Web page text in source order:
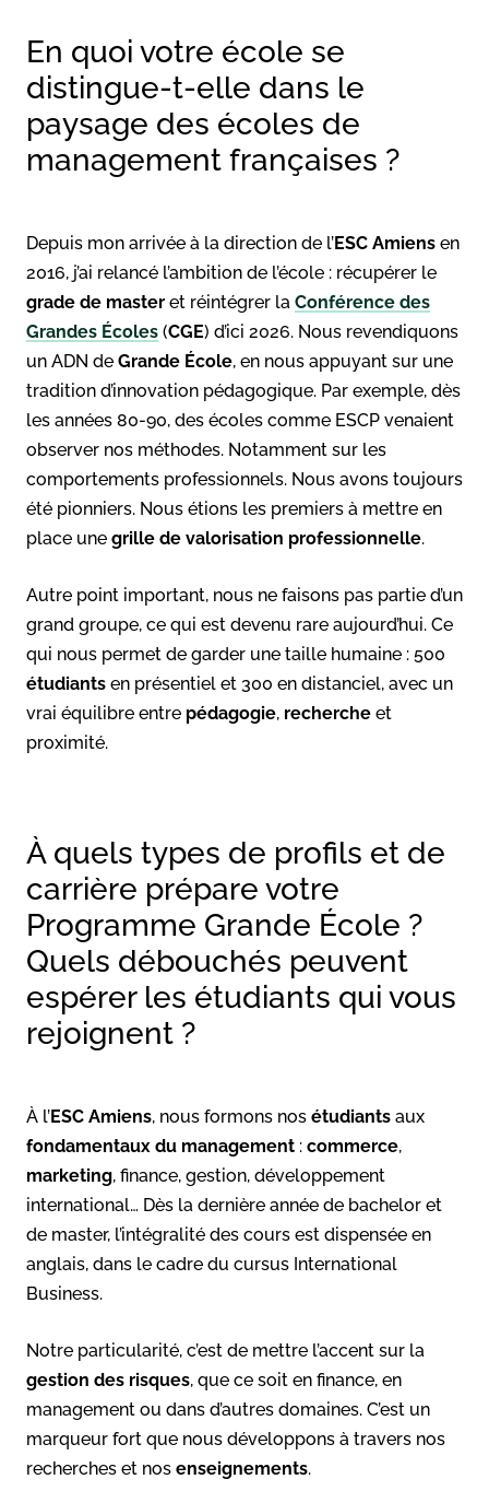
En quoi votre école se
distingue-t-elle dans le
paysage des écoles de
management françaises ?
Depuis mon arrivée à la direction de l’ESC Amiens en
2016, j’ai relancé l’ambition de l’école : récupérer le
grade de master et réintégrer la Conférence des
Grandes Écoles (CGE) d’ici 2026. Nous revendiquons
un ADN de Grande École, en nous appuyant sur une
tradition d’innovation pédagogique. Par exemple, dès
les années 80-90, des écoles comme ESCP venaient
observer nos méthodes. Notamment sur les
comportements professionnels. Nous avons toujours
été pionniers. Nous étions les premiers à mettre en
place une grille de valorisation professionnelle.
Autre point important, nous ne faisons pas partie d’un
grand groupe, ce qui est devenu rare aujourd’hui. Ce
qui nous permet de garder une taille humaine : 500
étudiants en présentiel et 300 en distanciel, avec un
vrai équilibre entre pédagogie, recherche et
proximité.
À quels types de profils et de
carrière prépare votre
Programme Grande École ?
Quels débouchés peuvent
espérer les étudiants qui vous
rejoignent ?
À l’ESC Amiens, nous formons nos étudiants aux
fondamentaux du management : commerce,
marketing, finance, gestion, développement
international… Dès la dernière année de bachelor et
de master, l’intégralité des cours est dispensée en
anglais, dans le cadre du cursus International
Business.
Notre particularité, c’est de mettre l’accent sur la
gestion des risques, que ce soit en finance, en
management ou dans d’autres domaines. C’est un
marqueur fort que nous développons à travers nos
recherches et nos enseignements.